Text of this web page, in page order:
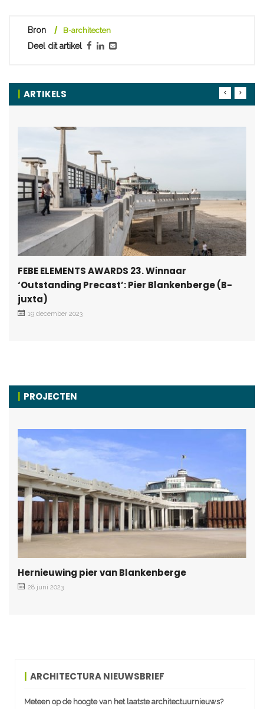
Bron B-architecten
Deel dit artikel
ARTIKELS
FEBE ELEMENTS AWARDS 23. Winnaar
‘Outstanding Precast’: Pier Blankenberge (B-
juxta)
19 december 2023
PROJECTEN
Hernieuwing pier van Blankenberge
28 juni 2023
ARCHITECTURA NIEUWSBRIEF
Meteen op de hoogte van het laatste architectuurnieuws?